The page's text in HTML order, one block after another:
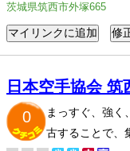
茨城県筑西市外塚665
日本空手協会 筑
0
まっすぐ、強く
古することで、